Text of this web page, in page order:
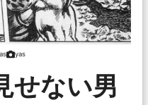
yas
せない男